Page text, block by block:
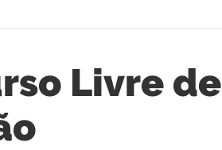
Livre de